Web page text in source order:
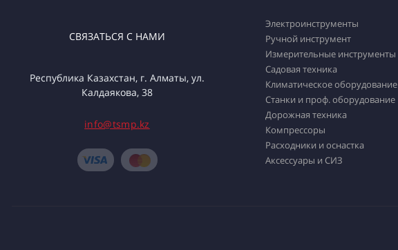
СВЯЗАТЬСЯ С НАМИ
Республика Казахстан, г. Алматы, ул.
Калдаякова, 38
info@tsmp.kz
Электроинструменты
Ручной инструмент
Измерительные инструменты
Садовая техника
Климатическое оборудование
Станки и проф. оборудование
Дорожная техника
Компрессоры
Расходники и оснастка
Аксессуары и СИЗ